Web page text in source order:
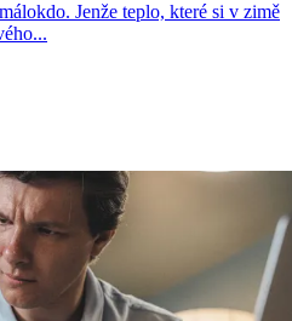
Jenže teplo, které si v zimě